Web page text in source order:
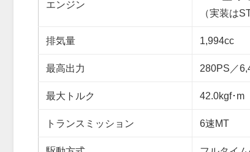
エンジン
（実装は
排気量 1,994cc
最高出力 280PS／
最大トルク 42.0kgf･m
トランスミッション 6速MT